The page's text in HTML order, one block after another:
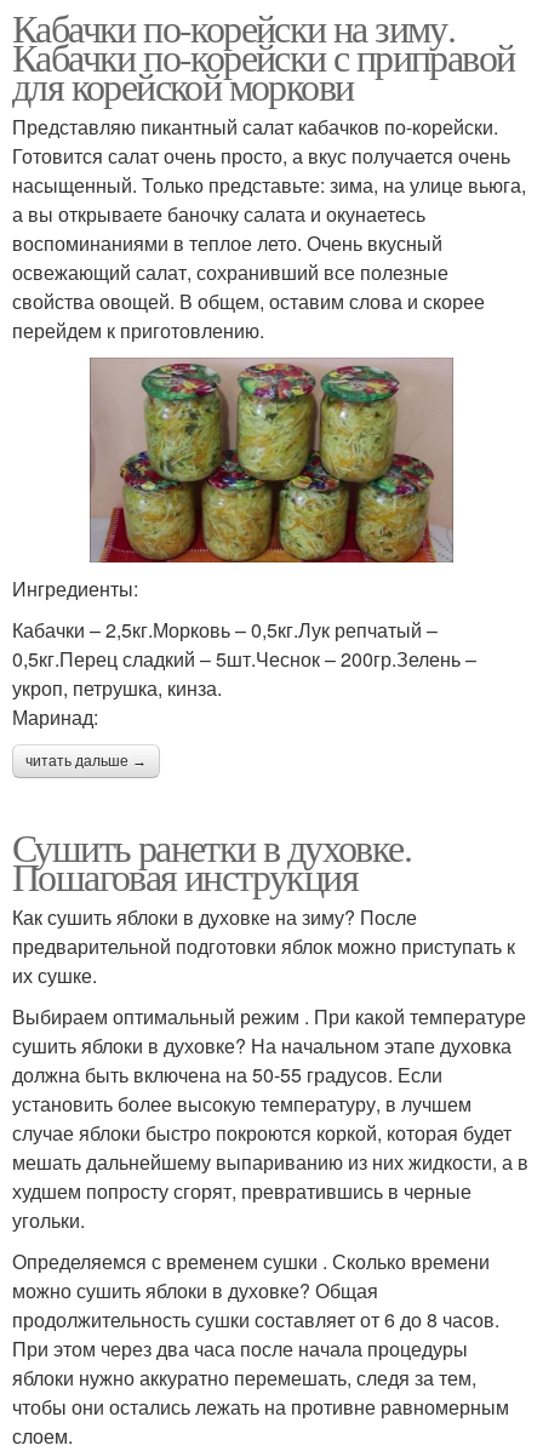
Кабачки по-корейски на зиму.
Кабачки по-корейски с приправой
для корейской моркови
Представляю пикантный салат кабачков по-корейски.
Готовится салат очень просто, а вкус получается очень
насыщенный. Только представьте: зима, на улице вьюга,
а вы открываете баночку салата и окунаетесь
воспоминаниями в теплое лето. Очень вкусный
освежающий салат, сохранивший все полезные
свойства овощей. В общем, оставим слова и скорее
перейдем к приготовлению.
Ингредиенты:
Кабачки – 2,5кг.Морковь – 0,5кг.Лук репчатый –
0,5кг.Перец сладкий – 5шт.Чеснок – 200гр.Зелень –
укроп, петрушка, кинза.
Маринад:
читать дальше →
Сушить ранетки в духовке.
Пошаговая инструкция
Как сушить яблоки в духовке на зиму? После
предварительной подготовки яблок можно приступать к
их сушке.
Выбираем оптимальный режим . При какой температуре
сушить яблоки в духовке? На начальном этапе духовка
должна быть включена на 50-55 градусов. Если
установить более высокую температуру, в лучшем
случае яблоки быстро покроются коркой, которая будет
мешать дальнейшему выпариванию из них жидкости, а в
худшем попросту сгорят, превратившись в черные
угольки.
Определяемся с временем сушки . Сколько времени
можно сушить яблоки в духовке? Общая
продолжительность сушки составляет от 6 до 8 часов.
При этом через два часа после начала процедуры
яблоки нужно аккуратно перемешать, следя за тем,
чтобы они остались лежать на противне равномерным
слоем.